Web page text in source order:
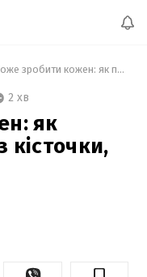
Може зробити кожен: як посадити абрикос з кісточки, щоб були плоди
2 хв
як
кісточки,